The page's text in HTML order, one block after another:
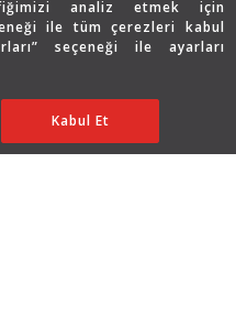
analiz etmek için
ile tüm çerezleri kabul
seçeneği ile ayarları
Ayarları Düzenle
Kabul Et
SATIN ALIN
- Bu sitenin tüm hakları